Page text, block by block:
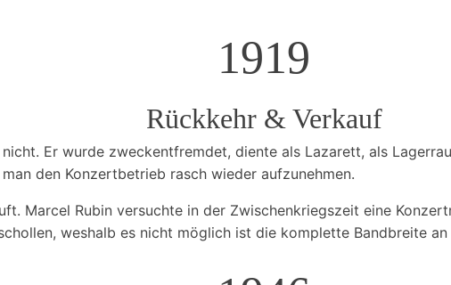
1919
Rückkehr & Verkauf
Er wurde zweckentfremdet, diente als Lazarett, als
den Konzertbetrieb rasch wieder aufzunehmen.
Marcel Rubin versuchte in der Zwischenkriegszeit eine
weshalb es nicht möglich ist die komplette Bandbreite